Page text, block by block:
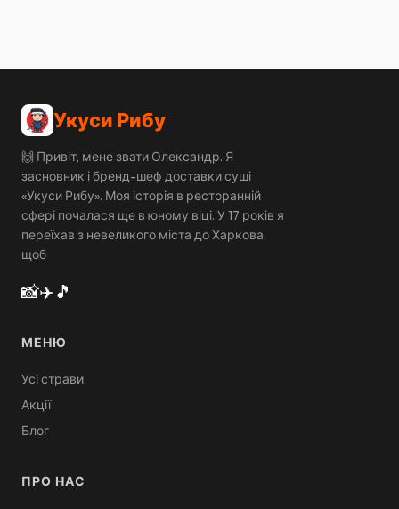
Укуси Рибу
🙌 Привіт, мене звати Олександр. Я
засновник і бренд-шеф доставки суші
«Укуси Рибу». Моя історія в ресторанній
сфері почалася ще в юному віці. У 17 років я
переїхав з невеликого міста до Харкова,
щоб
📸✈️🎵
МЕНЮ
Усі страви
Акції
Блог
ПРО НАС